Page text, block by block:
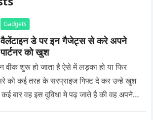
Gadgets
वैलेंटाइन डे पर इन गैजेट्स से करे अपने
पार्टनर को खुश
वीक शुरू हो जाता है ऐसे में लड़का हो या फिर
को कई तरह के सरप्राइज गिफ्ट दे कर उन्हे खुश
बार वह इस दुविधा मे पढ़ जाते है की वह अपने